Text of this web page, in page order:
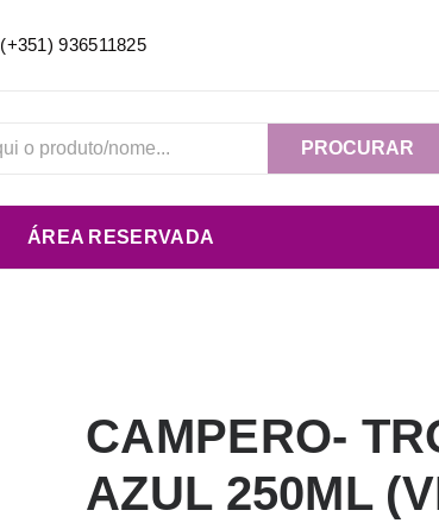
(+351) 936511825
PROCURAR
ÁREA RESERVADA
CAMPERO-
AZUL 250ML